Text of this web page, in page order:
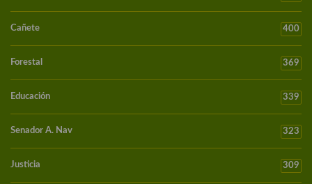
Cañete 400
Forestal 369
Educación 339
Senador A. Nav 323
Justicia 309